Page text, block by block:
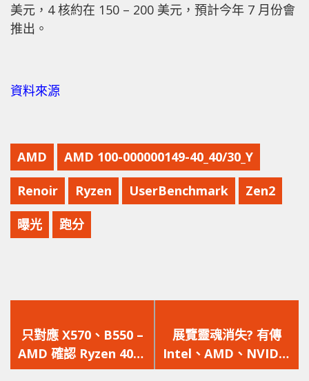
美元，4 核約在 150 – 200 美元，預計今年 7 月份會
推出。
資料來源
AMD AMD 100-000000149-40_40/30_Y
Renoir Ryzen UserBenchmark Zen2
曝光 跑分
一
篇
文
只對應 X570、B550 –
AMD 確認 Ryzen 4000
Zen 3 處理器不兼容舊
一
篇
文
展覽靈魂消失? 有傳
Intel、AMD、NVIDIA
退出 Computex 2020